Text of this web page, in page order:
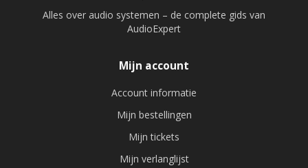
Alles over audio systemen – de complete gids van
AudioExpert
Mijn account
Account informatie
Mijn bestellingen
Mijn tickets
Mijn verlanglijst